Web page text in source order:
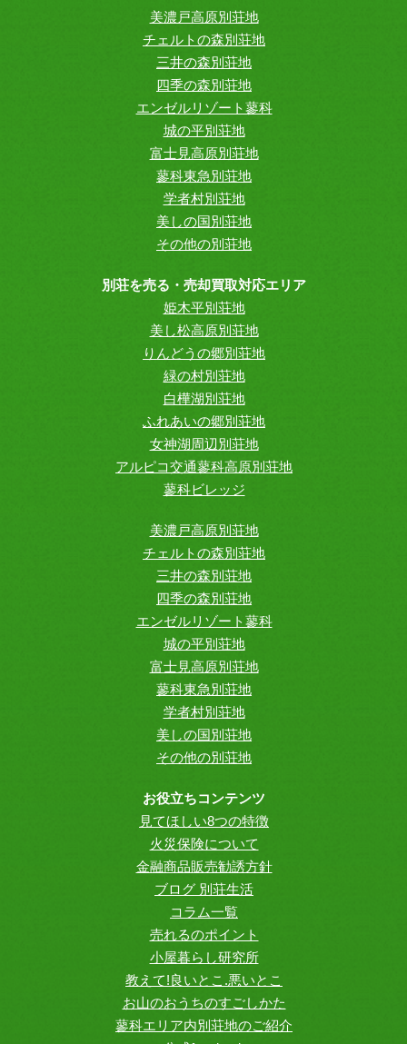
美濃戸高原別荘地
チェルトの森別荘地
三井の森別荘地
四季の森別荘地
エンゼルリゾート蓼科
城の平別荘地
富士見高原別荘地
蓼科東急別荘地
学者村別荘地
美しの国別荘地
その他の別荘地
別荘を売る・売却買取対応エリア
姫木平別荘地
美し松高原別荘地
りんどうの郷別荘地
緑の村別荘地
白樺湖別荘地
ふれあいの郷別荘地
女神湖周辺別荘地
アルピコ交通蓼科高原別荘地
蓼科ビレッジ
美濃戸高原別荘地
チェルトの森別荘地
三井の森別荘地
四季の森別荘地
エンゼルリゾート蓼科
城の平別荘地
富士見高原別荘地
蓼科東急別荘地
学者村別荘地
美しの国別荘地
その他の別荘地
お役立ちコンテンツ
見てほしい8つの特徴
火災保険について
金融商品販売勧誘方針
ブログ 別荘生活
コラム一覧
売れるのポイント
小屋暮らし研究所
教えて!良いとこ.悪いとこ
お山のおうちのすごしかた
蓼科エリア内別荘地のご紹介